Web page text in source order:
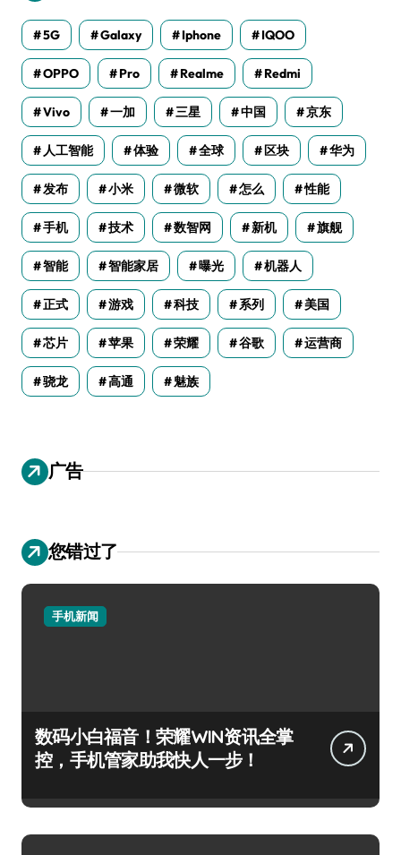
5G Galaxy Iphone IQOO
OPPO Pro Realme Redmi
Vivo 一加 三星 中国 京东
人工智能 体验 全球 区块 华为
发布 小米 微软 怎么 性能
手机 技术 数智网 新机 旗舰
智能 智能家居 曝光 机器人
正式 游戏 科技 系列 美国
芯片 苹果 荣耀 谷歌 运营商
骁龙 高通 魅族
广告
您错过了
手机新闻
数码小白福音！荣耀WIN资讯全掌
控，手机管家助我快人一步！